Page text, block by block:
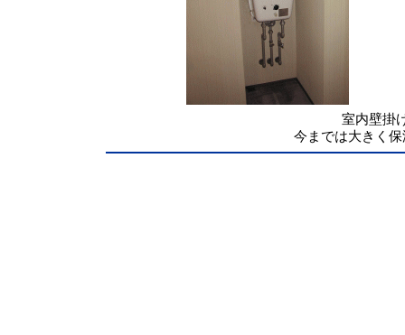
室内壁掛
今までは大きく